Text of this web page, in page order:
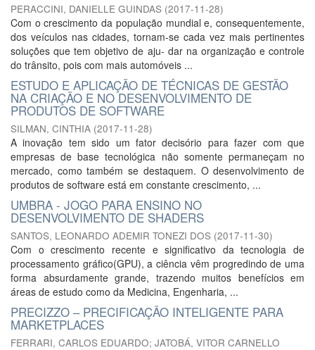
PERACCINI, DANIELLE GUINDAS (2017-11-28)
Com o crescimento da população mundial e, consequentemente,
dos veículos nas cidades, tornam-se cada vez mais pertinentes
soluções que tem objetivo de aju- dar na organização e controle
do trânsito, pois com mais automóveis ...
ESTUDO E APLICAÇÃO DE TÉCNICAS DE GESTÃO
NA CRIAÇÃO E NO DESENVOLVIMENTO DE
PRODUTOS DE SOFTWARE
SILMAN, CINTHIA (2017-11-28)
A inovação tem sido um fator decisório para fazer com que
empresas de base tecnológica não somente permaneçam no
mercado, como também se destaquem. O desenvolvimento de
produtos de software está em constante crescimento, ...
UMBRA - JOGO PARA ENSINO NO
DESENVOLVIMENTO DE SHADERS
SANTOS, LEONARDO ADEMIR TONEZI DOS (2017-11-30)
Com o crescimento recente e significativo da tecnologia de
processamento gráfico(GPU), a ciência vêm progredindo de uma
forma absurdamente grande, trazendo muitos benefícios em
áreas de estudo como da Medicina, Engenharia, ...
PRECIZZO – PRECIFICAÇÃO INTELIGENTE PARA
MARKETPLACES
FERRARI, CARLOS EDUARDO; JATOBÁ, VITOR CARNELLO